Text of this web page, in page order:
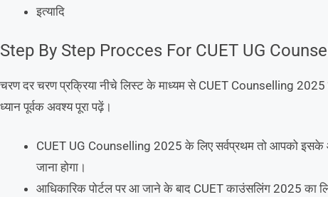
इत्यादि
Step By Step Procces For CUET UG
चरण दर चरण प्रक्रिया नीचे लिस्ट के माध्यम से CUET Counselling 2025
ध्यान पूर्वक अवश्य पूरा पढ़ें।
CUET UG Counselling 2025 के लिए सर्वप्रथम तो आपको इसके
जाना होगा।
आधिकारिक पोर्टल पर आ जाने के बाद CUET काउंसलिंग 2025 का